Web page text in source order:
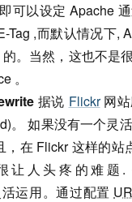
可以设定 Apache
Tag ,而默认情况下,
。当然，这也不是
。
据说 Flickr网站
。 如果没有一个灵
，在 Flickr 这样的站
让人头疼的难题.
运用。通过配置